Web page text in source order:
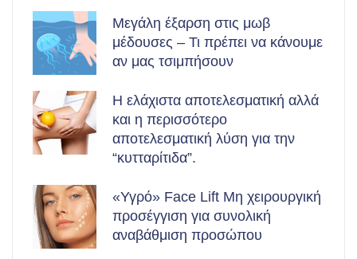
Μεγάλη έξαρση στις μωβ
μέδουσες – Τι πρέπει να κάνουμε
αν μας τσιμπήσουν
Η ελάχιστα αποτελεσματική αλλά
και η περισσότερο
αποτελεσματική λύση για την
“κυτταρίτιδα”.
«Υγρό» Face Lift Μη χειρουργική
προσέγγιση για συνολική
αναβάθμιση προσώπου